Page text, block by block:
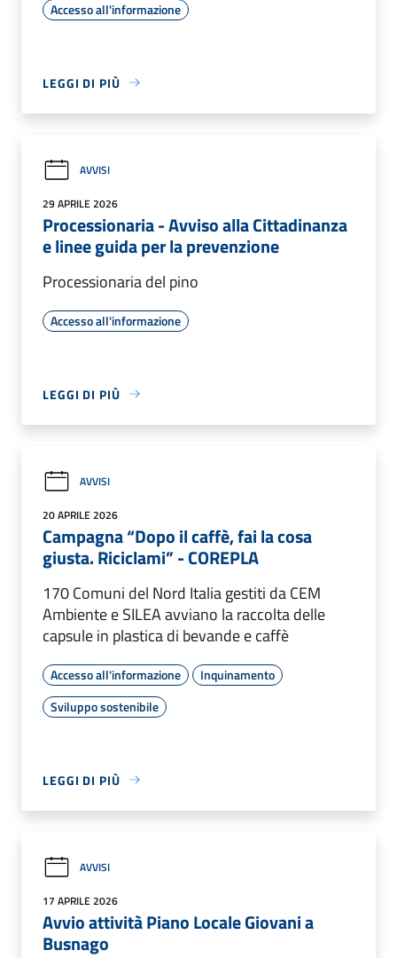
Accesso all'informazione
LEGGI DI PIÙ
AVVISI
29 APRILE 2026
Processionaria - Avviso alla Cittadinanza
e linee guida per la prevenzione
Processionaria del pino
Accesso all'informazione
LEGGI DI PIÙ
AVVISI
20 APRILE 2026
Campagna “Dopo il caffè, fai la cosa
giusta. Riciclami” - COREPLA
170 Comuni del Nord Italia gestiti da CEM
Ambiente e SILEA avviano la raccolta delle
capsule in plastica di bevande e caffè
Accesso all'informazione
Inquinamento
Sviluppo sostenibile
LEGGI DI PIÙ
AVVISI
17 APRILE 2026
Avvio attività Piano Locale Giovani a
Busnago